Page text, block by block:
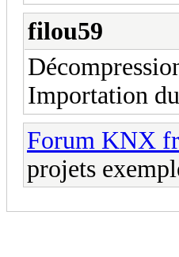
filou59
Importation
Forum KNX
projets